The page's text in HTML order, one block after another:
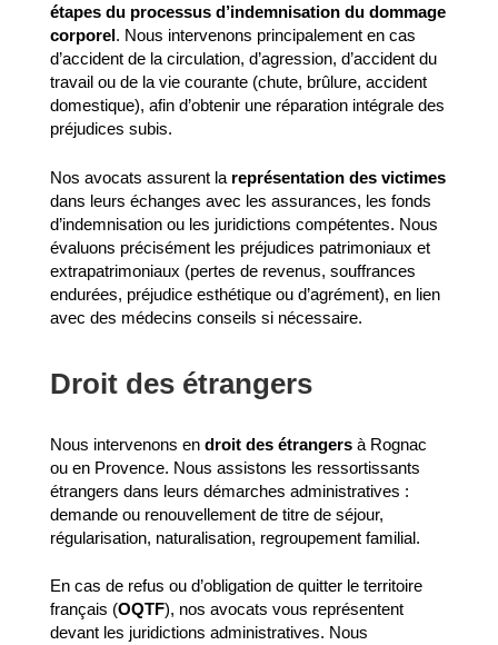
étapes du processus d’indemnisation du dommage
corporel. Nous intervenons principalement en cas
d’accident de la circulation, d’agression, d’accident du
travail ou de la vie courante (chute, brûlure, accident
domestique), afin d’obtenir une réparation intégrale des
préjudices subis.
Nos avocats assurent la représentation des victimes
dans leurs échanges avec les assurances, les fonds
d’indemnisation ou les juridictions compétentes. Nous
évaluons précisément les préjudices patrimoniaux et
extrapatrimoniaux (pertes de revenus, souffrances
endurées, préjudice esthétique ou d’agrément), en lien
avec des médecins conseils si nécessaire.
Droit des étrangers
Nous intervenons en droit des étrangersà Rognac
ou en Provence. Nous assistons les ressortissants
étrangers dans leurs démarches administratives :
demande ou renouvellement de titre de séjour,
régularisation, naturalisation, regroupement familial.
En cas de refus ou d’obligation de quitter le territoire
français (OQTF), nos avocats vous représentent
devant les juridictions administratives. Nous